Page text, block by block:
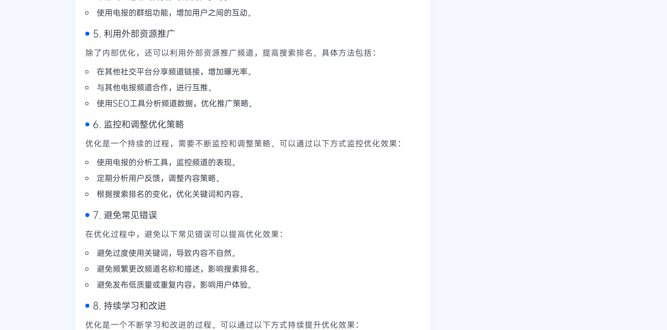
使用电报的群组功能，增加用户之间的互动。
5. 利用外部资源推广
除了内部优化，还可以利用外部资源推广频道，提高搜索排名。具体方法包括：
在其他社交平台分享频道链接，增加曝光率。
与其他电报频道合作，进行互推。
使用SEO工具分析频道数据，优化推广策略。
6. 监控和调整优化策略
优化是一个持续的过程，需要不断监控和调整策略。可以通过以下方式监控优化效果：
使用电报的分析工具，监控频道的表现。
定期分析用户反馈，调整内容策略。
根据搜索排名的变化，优化关键词和内容。
7. 避免常见错误
在优化过程中，避免以下常见错误可以提高优化效果：
避免过度使用关键词，导致内容不自然。
避免频繁更改频道名称和描述，影响搜索排名。
避免发布低质量或重复内容，影响用户体验。
8. 持续学习和改进
优化是一个不断学习和改进的过程。可以通过以下方式持续提升优化效果：